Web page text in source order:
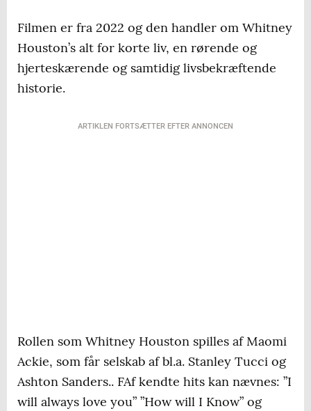
Filmen er fra 2022 og den handler om Whitney
Houston’s alt for korte liv, en rørende og
hjerteskærende og samtidig livsbekræftende
historie.
ARTIKLEN FORTSÆTTER EFTER ANNONCEN
Rollen som Whitney Houston spilles af Maomi
Ackie, som får selskab af bl.a. Stanley Tucci og
Ashton Sanders.. FAf kendte hits kan nævnes: ”I
will always love you” ”How will I Know” og